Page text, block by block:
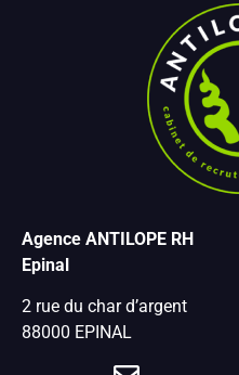
Agence ANTILOPE RH
Epinal
2 rue du char d’argent
88000 EPINAL